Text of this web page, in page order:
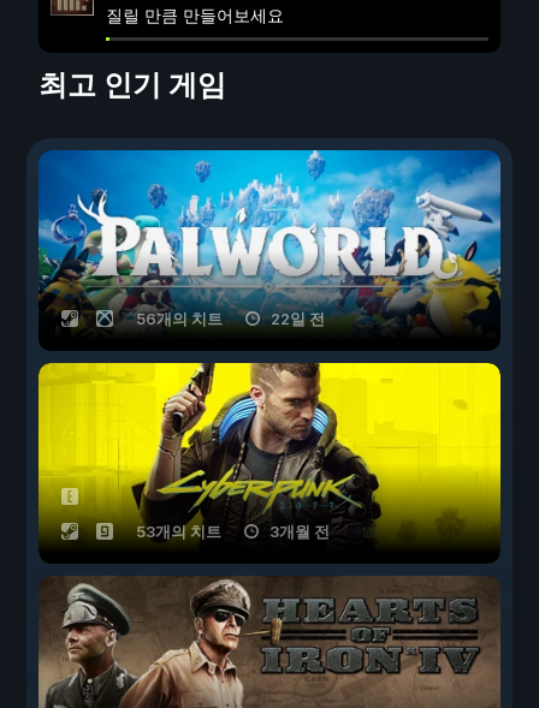
질릴 만큼 만들어보세요
최고 인기 게임
56개의 치트 22일 전
53개의 치트 3개월 전